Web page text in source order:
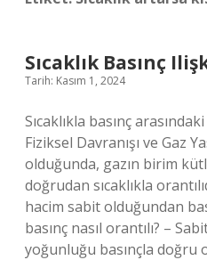
Sıcaklık Basınç
Tarih: Kasım 1, 2024
Sıcaklıkla basınç
Fiziksel Davranışı ve Gaz
olduğunda, gazın birim
doğrudan sıcaklıkla
hacim sabit olduğundan
basınç nasıl orantılı? –
yoğunluğu basınçla doğru